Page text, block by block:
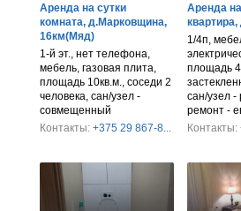
Аренда на сутки
комната, д.Марковщина,
16км(Мяд)
1-й эт., нет телефона,
мебель, газовая плита,
площадь 10кв.м., соседи 2
человека, сан/узел -
совмещенный
Контакты: +375 29 867-8...
Аренда
1/4п,
площадь
сан/узел
ремонт -
Контакты: